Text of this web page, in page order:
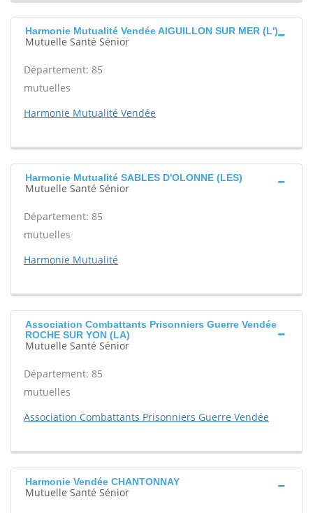
Harmonie Mutualité Vendée AIGUILLON SUR MER (L')
Mutuelle Santé Sénior
Département: 85
mutuelles
Harmonie Mutualité Vendée
Harmonie Mutualité SABLES D'OLONNE (LES)
Mutuelle Santé Sénior
Département: 85
mutuelles
Harmonie Mutualité
Association Combattants Prisonniers Guerre Vendée
ROCHE SUR YON (LA)
Mutuelle Santé Sénior
Département: 85
mutuelles
Association Combattants Prisonniers Guerre Vendée
Harmonie Vendée CHANTONNAY
Mutuelle Santé Sénior